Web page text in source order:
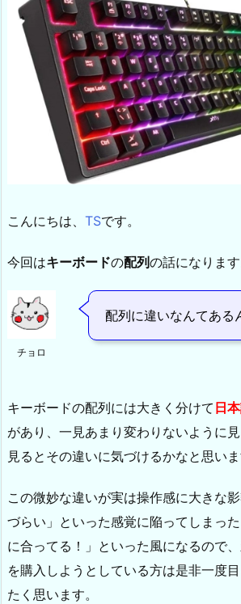
こんにちは、 TSです。
今回はキーボードの配列の話になります
チョロ
配列に違いなんてある
キーボードの配列には大きく分けて 日
があり、一見あまり変わりないように
見るとその違いに気づけるかなと思いま
この微妙な違いが実は操作感に大きな
づらい」といった感覚に陥ってしまっ
に合ってる！」といった風になるので
を購入しようとしている方は是非一度
たく思います。